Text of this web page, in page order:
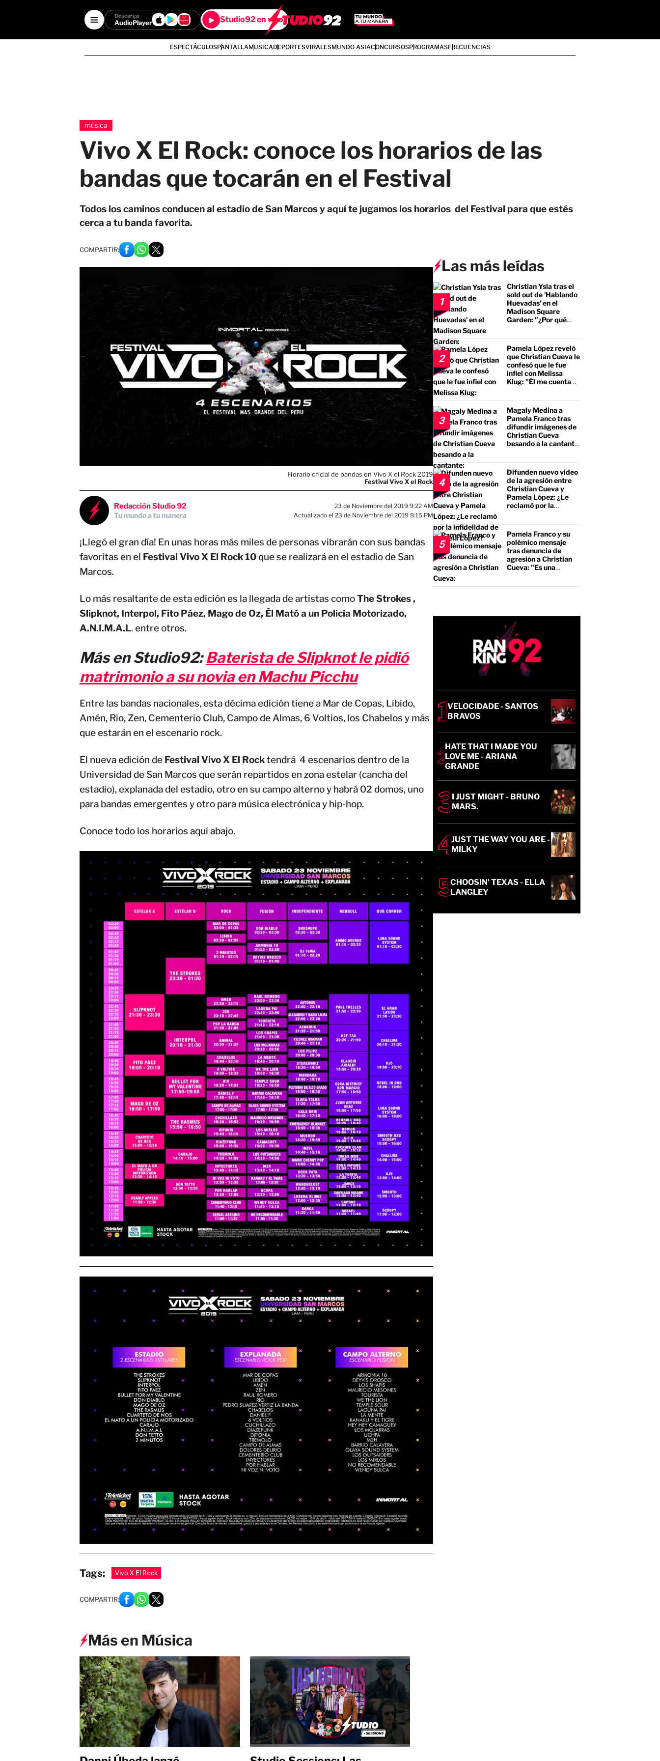
Descarga
AudioPlayer Studio92 en vivo
ESPECTÁCULOSPANTALLAMUSICADEPORTESVIRALESMUNDO ASIACONCURSOSPROGRAMASFRECUENCIAS
música
Vivo X El Rock: conoce los horarios de las
bandas que tocarán en el Festival
Todos los caminos conducen al estadio de San Marcos y aquí te jugamos los horarios del Festival para que estés
cerca a tu banda favorita.
COMPARTIR:
Horario oficial de bandas en Vivo X el Rock 2019
Festival Vivo X el Rock
Redacción Studio 92
Tu mundo a tu manera
23 de Noviembre del 2019 9:22 AM
Actualizado el 23 de Noviembre del 2019 8:15 PM
¡Llegó el gran día! En unas horas más miles de personas vibrarán con sus bandas
favoritas en el Festival Vivo X El Rock 10que se realizará en el estadio de San
Marcos.
Lo más resaltante de esta edición es la llegada de artistas comoThe Strokes ,
Slipknot, Interpol, Fito Páez, Mago de Oz, Él Mató a un Policía Motorizado,
A.N.I.M.A.L. entre otros.
Más en Studio92:Baterista de Slipknot le pidió
matrimonio a su novia en Machu Picchu
Entre las bandas nacionales, esta décima edición tiene a Mar de Copas, Libido,
Amén, Rio, Zen, Cementerio Club, Campo de Almas, 6 Voltios, los Chabelos y más
que estarán en el escenario rock.
El nueva edición de Festival Vivo X El Rocktendrá 4 escenarios dentro de la
Universidad de San Marcos que serán repartidos en zona estelar (cancha del
estadio), explanada del estadio, otro en su campo alterno y habrá 02 domos, uno
para bandas emergentes y otro para música electrónica y hip-hop.
Conoce todo los horarios aquí abajo.
Tags: Vivo X El Rock
COMPARTIR:
Las más leídas
1
Christian Ysla tras el
sold out de 'Hablando
Huevadas' en el
Madison Square
Garden: "¿Por qué
2
Pamela López reveló
que Christian Cueva le
confesó que le fue
infiel con Melissa
Klug: "Él me cuenta
3
Magaly Medina a
Pamela Franco tras
difundir imágenes de
Christian Cueva
besando a la cantante:
a un borracho, a un
pegalón"
4
Difunden nuevo video
de la agresión entre
Christian Cueva y
Pamela López: ¿Le
reclamó por la
5
Pamela Franco y su
polémico mensaje
tras denuncia de
agresión a Christian
Cueva: "Es una
VELOCIDADE - SANTOS
BRAVOS
HATE THAT I MADE YOU
LOVE ME - ARIANA
GRANDE
I JUST MIGHT - BRUNO
MARS.
JUST THE WAY YOU ARE -
MILKY
CHOOSIN' TEXAS - ELLA
LANGLEY
Más en Música